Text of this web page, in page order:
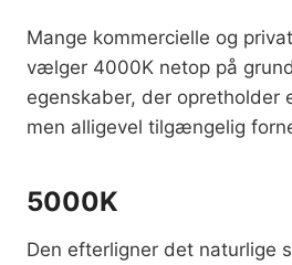
Mange kommercielle og
vælger 4000K netop på
egenskaber, der opretholder
men alligevel tilgængelig
5000K
Den efterligner det naturlige